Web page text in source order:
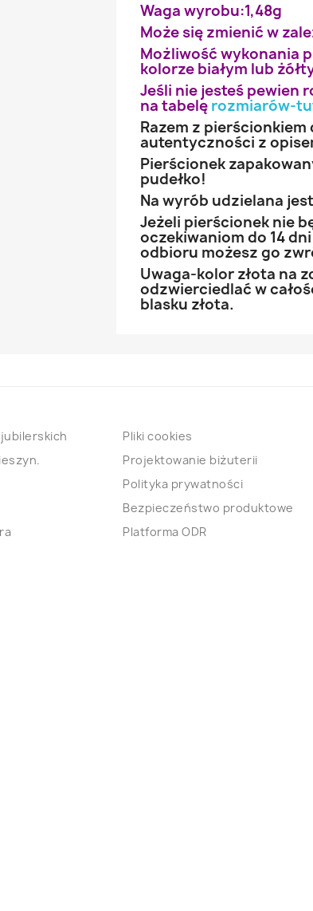
Waga wyrobu:1,48g
Może się zmienić w
Możliwość wykonania
kolorze białym lub
Jeśli nie jesteś pewien
na tabelę rozmiarów-
Razem z
autentyczności z
Pierścionek
pudełko!
Na wyrób udzielana
Jeżeli pierścionek nie
oczekiwaniom do 14
odbioru możesz go
Uwaga-kolor złota na
odzwierciedlać w
blasku złota.
Pliki cookies
Projektowanie biżuterii
Polityka prywatności
Bezpieczeństwo produktowe
Platforma ODR